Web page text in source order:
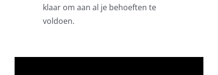
Parasolvoeten
klaar om aan al je behoeften te
voldoen.